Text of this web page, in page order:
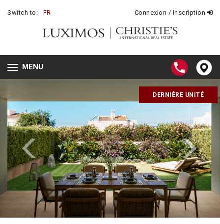
Switch to: FR Connexion / Inscription
Toggle
navigation
MENU
DERNIÈRE UNITÉ